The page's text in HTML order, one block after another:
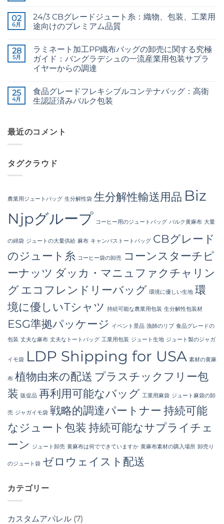
2026
Guide
to
36/4
Configurations
へ
の
だ
あ
り
ん
Fibre
Supplier
Bangladesh
へ
ト
は
ま
り
ま
せ
ん
02
6月
24/3 CBグレードジュート糸：織物、包装、工業用
途向けのプレミアム品質
Grade
Jute
Yarn:
Premium
Weaving,
Packaging
and
ン
ト
は
ま
り
ま
せ
28
5月
ラミネート加工PP織布バッグの卸売に関する究極
ガイド：バングラデシュの一流産業用包装サプラ
イヤーからの調達
Guide
to
Laminated
Wholesale:
Sourcing
Industrial
Packaging
の
ン
ト
は
り
25
4月
食品グレードフレキシブルコンテナバッグ：高衛
生認証済みバルク包装
Bag:
Certified
Packaging
へ
ト
り
最近のコメント
タグクラウド
農業用ジュートバッグ 生分解性袋 生分解性輸送用品 Biz
Njpグループ コーヒー用のジュートバッグ バルク黄麻布 大量
の綿袋 ジュートの大量供給 麻布 キャンバストートバッグ CBグレード
のジュート糸 コーヒー袋の卸売 コーンスターチピ
ーナッツ ダッカ・マニュファクチャリン
グエコフレンドリーバッグ 環境に優しい生地 環
境に優しいTシャツ 持続可能な農業用包装 生分解性包装材
ESG準拠パッケージ イベント景品 漁師のリブ 食品グレードの
包装 丈夫な麻布 丈夫なトートバッグ 工業用包装 ジュート生地 ジュート製のジャガ
イモ袋 LDP Shipping for USA 素材の黄麻
布 植物由来の配送 プラスチックフリー包
装 販促品 再利用可能なバッグ 工業用麻袋 ジュート麻袋の卸
売 ジャガイモ袋 戦略的調達パートナー 持続可能
なジュート包装持続可能なサプライチェ
ーン
ジュート卸売 黄麻布は何でできていますか 黄麻布素材の購入場所 卸売り
のジュート袋 ゼロウェイスト配送
カテゴリー
カスタムアパレル (7)